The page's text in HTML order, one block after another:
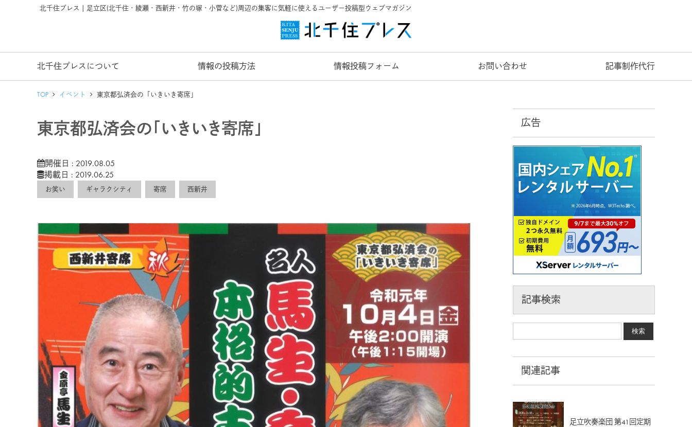
北千住プレス | 足立区(北千住・綾瀬・西新井・竹の塚・小菅など)周辺の集客に気軽に使えるユーザー投稿型ウェブマガジン
北千住プレスについて 情報の投稿方法 情報投稿フォーム お問い合わせ 記事制作代行
TOP イベント 東京都弘済会の「いきいき寄席」
東京都弘済会の「いきいき寄席」
開催日 : 2019.08.05
掲載日 : 2019.06.25
お笑い ギャラクシティ 寄席 西新井
広告
記事検索
関連記事
足立吹奏楽団 第41回定期